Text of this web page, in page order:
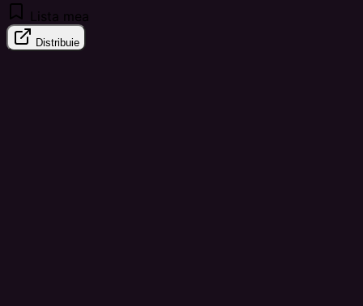
Lista mea
Distribuie